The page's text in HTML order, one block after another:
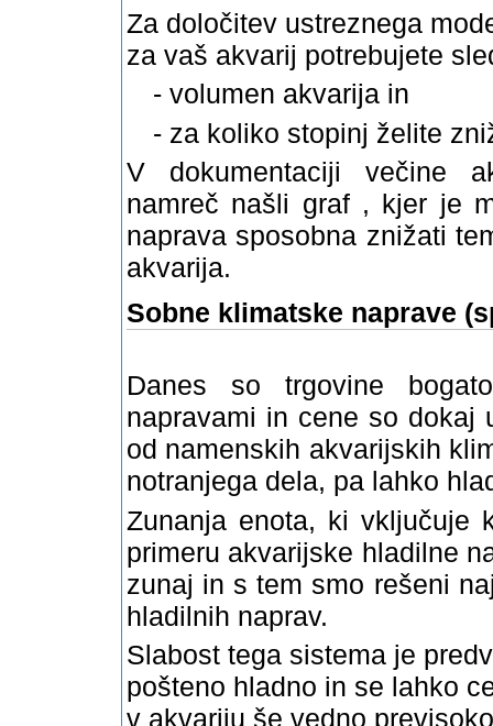
Za določitev ustreznega
za vaš akvarij potrebujete
- volumen akvarija in
- za koliko stopinj želite
V dokumentaciji večine
namreč našli graf , kjer je
naprava sposobna znižati
akvarija.
Sobne klimatske naprave
Danes so trgovine
napravami in cene so dokaj
od namenskih akvarijskih
notranjega dela, pa lahko
Zunanja enota, ki vključuje
primeru akvarijske hladilne
zunaj in s tem smo rešeni
hladilnih naprav.
Slabost tega sistema je
pošteno hladno in se lahko
v akvariju še vedno